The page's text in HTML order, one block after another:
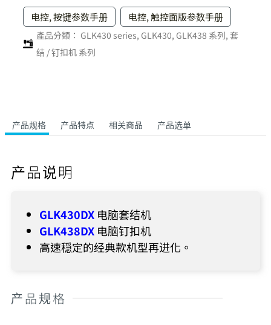
电控, 按键参数手册 电控, 触控面版参数手册
產品分類： GLK430 series, GLK430, GLK438 系列, 套
结 / 钉扣机 系列
产品规格 产品特点 相关商品 产品选单
产品说明
GLK430DX 电脑套结机
GLK438DX 电脑钉扣机
高速穏定的经典款机型再进化。
产品规格